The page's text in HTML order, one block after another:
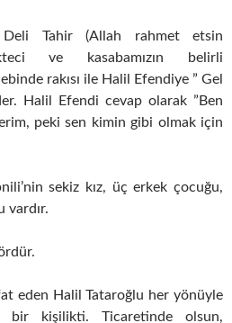
Tahir (Allah rahmet etsin
ve kasabamızın belirli
rakısı ile Halil Efendiye ” Gel
Halil Efendi cevap olarak ”Ben
peki sen kimin gibi olmak için
sekiz kız, üç erkek çocuğu,
vardır.
eden Halil Tataroğlu her yönüyle
bir kişilikti. Ticaretinde olsun,